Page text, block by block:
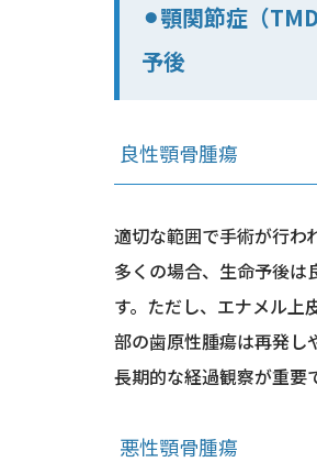
⚫︎顎関節症（
予後
良性顎骨腫瘍
適切な範囲で手術が行わ
多くの場合、生命予後は
す。ただし、エナメル上
部の歯原性腫瘍は再発し
長期的な経過観察が重要
悪性顎骨腫瘍